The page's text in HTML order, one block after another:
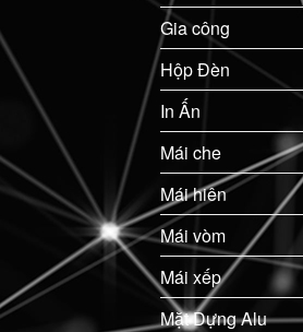
Gia công
Hộp Đèn
In Ấn
Mái che
Mái hiên
Mái vòm
Mái xếp
Mặt Dựng Alu